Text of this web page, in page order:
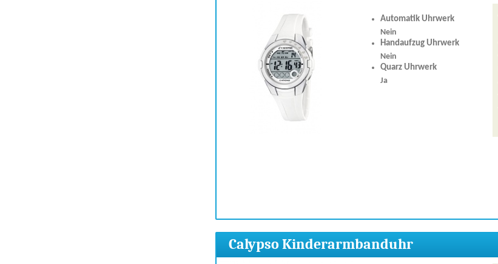
Automatik Uhrwerk
Nein
Handaufzug Uhrwerk
Nein
Quarz Uhrwerk
Ja
Calypso Kinderarmbanduhr